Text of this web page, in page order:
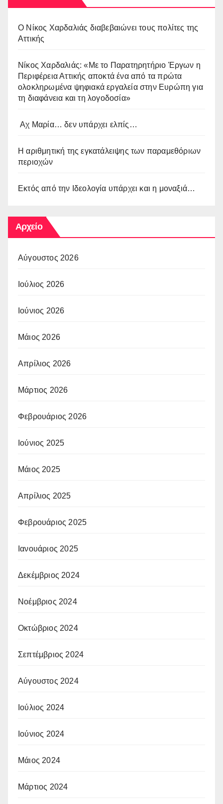
O Νίκος Χαρδαλιάς διαβεβαιώνει τους πολίτες της
Αττικής
Νίκος Χαρδαλιάς: «Με το Παρατηρητήριο Έργων η
Περιφέρεια Αττικής αποκτά ένα από τα πρώτα
ολοκληρωμένα ψηφιακά εργαλεία στην Ευρώπη για
τη διαφάνεια και τη λογοδοσία»
Αχ Μαρία… δεν υπάρχει ελπίς…
Η αριθμητική της εγκατάλειψης των παραμεθόριων
περιοχών
Εκτός από την Ιδεολογία υπάρχει και η μοναξιά…
Αρχείο
Αύγουστος 2026
Ιούλιος 2026
Ιούνιος 2026
Μάιος 2026
Απρίλιος 2026
Μάρτιος 2026
Φεβρουάριος 2026
Ιούνιος 2025
Μάιος 2025
Απρίλιος 2025
Φεβρουάριος 2025
Ιανουάριος 2025
Δεκέμβριος 2024
Νοέμβριος 2024
Οκτώβριος 2024
Σεπτέμβριος 2024
Αύγουστος 2024
Ιούλιος 2024
Ιούνιος 2024
Μάιος 2024
Μάρτιος 2024